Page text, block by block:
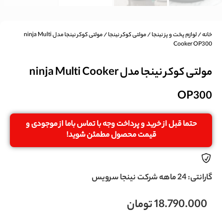
خانه/لوازم پخت و پز نینجا/مولتی کوکر نینجا
/ مولتی کوکر نینجا مدل ninja Multi
Cooker OP300
مولتی کوکر نینجا مدل ninja Multi Cooker
OP300
حتما قبل از خرید و پرداخت وجه با تماس باما از موجودی و
قیمت محصول مطمئن شوید!
گارانتی: 24 ماهه شرکت نینجا سرویس
18.790.000تومان